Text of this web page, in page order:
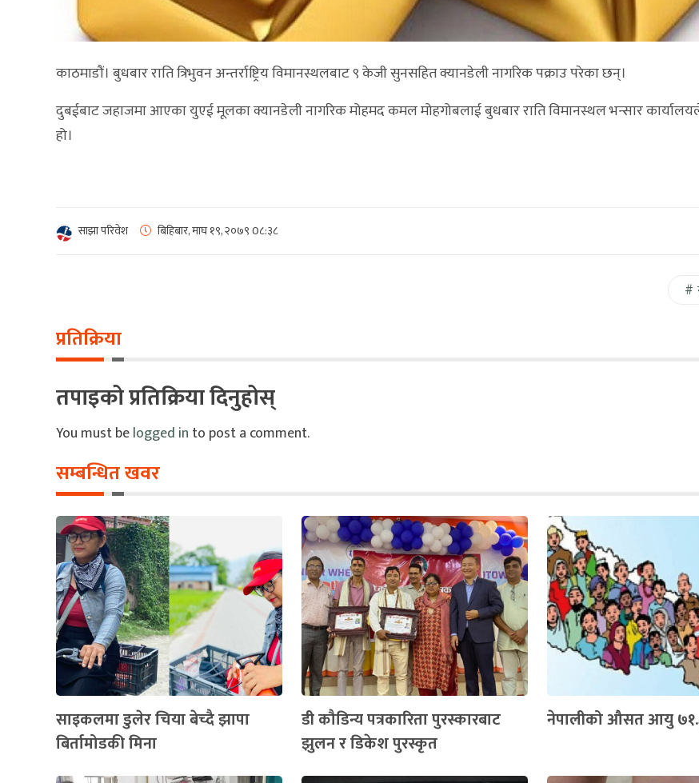
काठमाडौं। बुधबार राति त्रिभुवन अन्तर्राष्ट्रिय विमानस्थलबाट ९ केजी सुनसहित क्यानडेली नागरिक पक्राउ परेका छन्।
दुबईबाट जहाजमा आएका युएई मूलका क्यानडेली नागरिक मोहमद कमल मोहगोबलाई बुधबार राति विमानस्थल भन्सार
हो।
साझा परिवेश बिहिबार, माघ १९, २०७९0८:३८
प्रतिक्रिया
तपाइको प्रतिक्रिया दिनुहोस्
You must belogged in to post a comment.
सम्बन्धित खवर
साइकलमा डुलेर चिया बेच्दै झापा
बिर्तामोडकी मिना
डी कौडिन्य पत्रकारिता पुरस्कारबाट
झुलन र डिकेश पुरस्कृत
नेपालीको औसत आयु